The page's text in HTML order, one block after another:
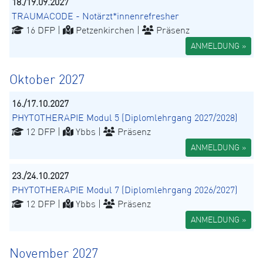
TRAUMACODE - Notärzt*innenrefresher
16 DFP |
Petzenkirchen | Präsenz
ANMELDUNG »
Oktober 2027
16./17.10.2027
PHYTOTHERAPIE Modul 5 (Diplomlehrgang 2027/2028)
12 DFP |
Ybbs | Präsenz
ANMELDUNG »
23./24.10.2027
PHYTOTHERAPIE Modul 7 (Diplomlehrgang 2026/2027)
12 DFP |
Ybbs | Präsenz
ANMELDUNG »
November 2027